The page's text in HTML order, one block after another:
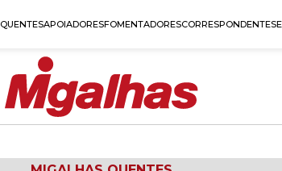
QUENTESAPOIADORESFOMENTADORESCORRESPONDENTES